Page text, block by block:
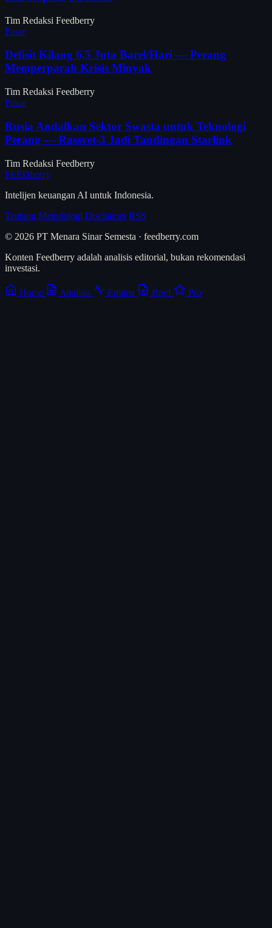
Tim Redaksi Feedberry
Pasar
Defisit Kilang 6,5 Juta Barel/Hari — Perang
Memperparah Krisis Minyak
Tim Redaksi Feedberry
Pasar
Rusia Andalkan Sektor Swasta untuk Teknologi
Perang — Rassvet-3 Jadi Tandingan Starlink
Tim Redaksi Feedberry
FEEDberry
Intelijen keuangan AI untuk Indonesia.
Tentang Metodologi Disclaimer RSS
© 2026 PT Menara Sinar Semesta · feedberry.com
Konten Feedberry adalah analisis editorial, bukan rekomendasi
investasi.
Home Analisis Emiten Brief Pro